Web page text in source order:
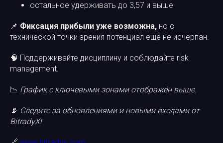
остальное удерживать до 3,57 и выше
📌 Фиксация прибыли уже возможна, но с
технической точки зрения потенциал ещё не исчерпан.
🧠 Поддерживайте дисциплину и соблюдайте risk
management.
📉 График с ключевыми зонами отображён выше.
📡 Следите за обновлениями и новыми входами от
BitradyX!